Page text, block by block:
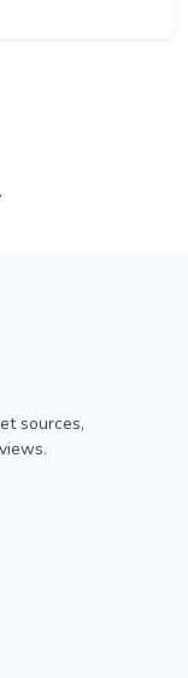
sources,